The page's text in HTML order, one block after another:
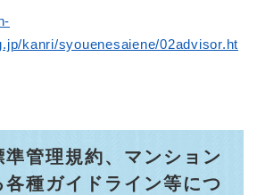
kanri/syouenesaiene/02advisor.ht
管理規約、マンション
種ガイドライン等につ